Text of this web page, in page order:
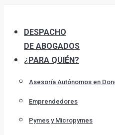
content
DESPACHO
DE ABOGADOS
¿PARA QUIÉN?
Asesoría Autónomos en
Emprendedores
Pymes y Micropymes